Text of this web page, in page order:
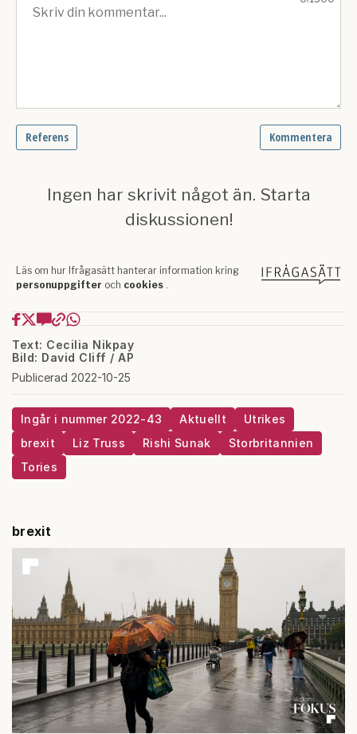
Text: Cecilia Nikpay
Bild: David Cliff / AP
Publicerad 2022-10-25
Ingår i nummer 2022-43 Aktuellt
Utrikes
brexit
Liz Truss Rishi Sunak
Storbritannien
Tories
brexit